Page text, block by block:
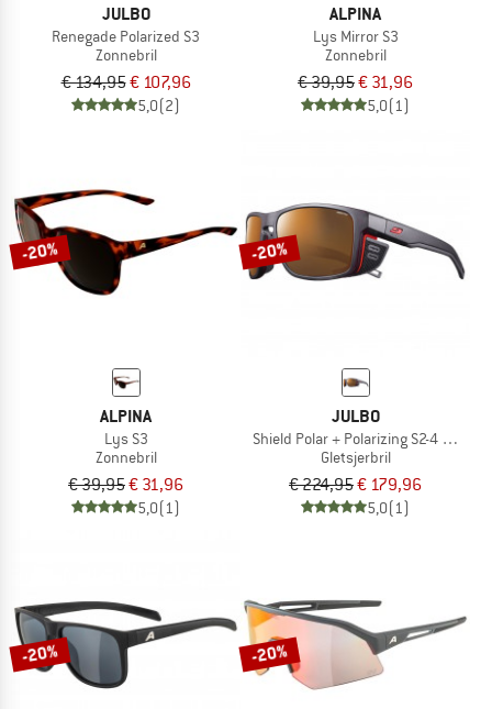
JULBO
Renegade Polarized S3
Zonnebril
€ 134,95€ 107,96
5,0(2)
ALPINA
Lys Mirror S3
Zonnebril
€ 39,95€ 31,96
5,0(1)
-20%
ALPINA
Lys S3
Zonnebril
€ 39,95€ 31,96
5,0(1)
-20%
JULBO
Shield Polar + Polarizing S2-4 (VLT 5-
Gletsjerbril
€ 224,95€ 179,96
5,0(1)
-20% -20%